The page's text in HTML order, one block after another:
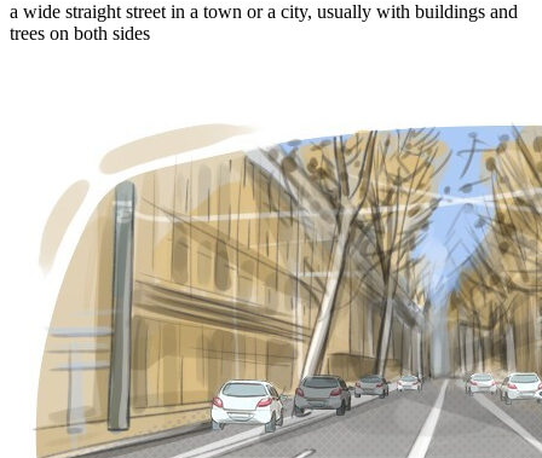
a wide straight street in a town or a city, usually with buildings and
trees on both sides